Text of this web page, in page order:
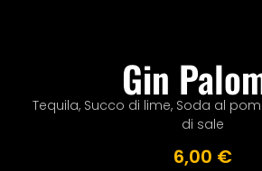
Gin
Tequila, Succo di lime, Soda al
di sale
6,00 €